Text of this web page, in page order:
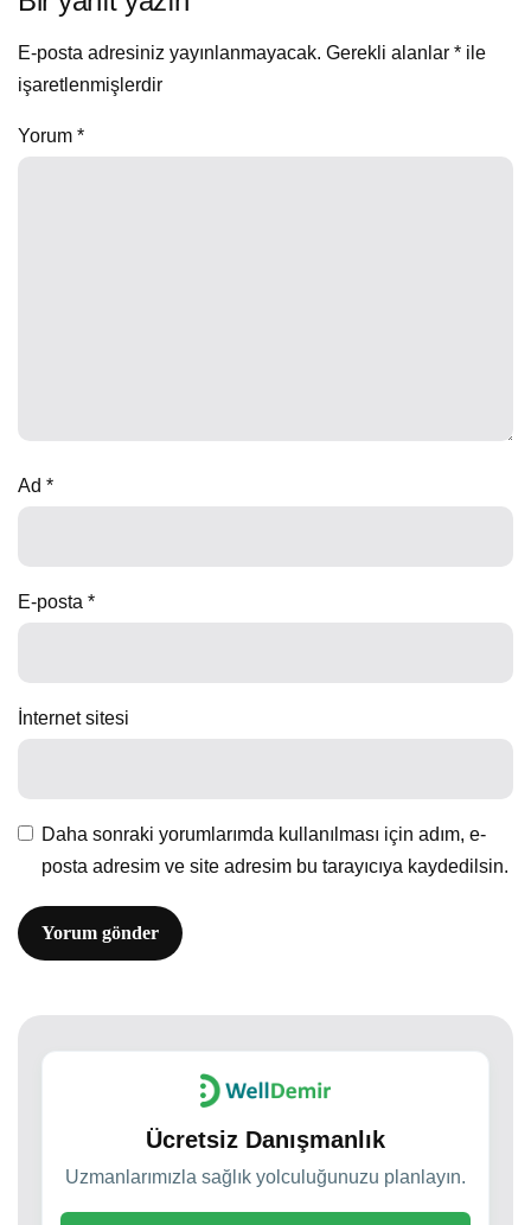
E-posta adresiniz yayınlanmayacak. Gerekli alanlar * ile
işaretlenmişlerdir
Yorum *
Ad *
E-posta *
İnternet sitesi
Daha sonraki yorumlarımda kullanılması için adım, e-
posta adresim ve site adresim bu tarayıcıya kaydedilsin.
Ücretsiz Danışmanlık
Uzmanlarımızla sağlık yolculuğunuzu planlayın.